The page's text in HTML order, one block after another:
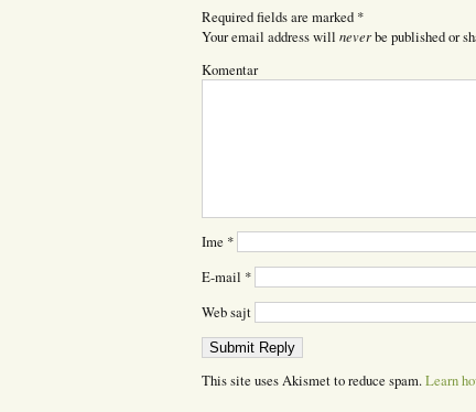
Required fields are marked *
Your email address will neverbe published or
Komentar
Ime *
E-mail *
Web sajt
This site uses Akismet to reduce spam.Learn